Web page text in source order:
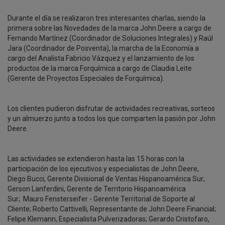
Durante el día se realizaron tres interesantes charlas, siendo la
primera sobre las Novedades de la marca John Deere a cargo de
Fernando Martínez (Coordinador de Soluciones Integrales) y Raúl
Jara (Coordinador de Posventa), la marcha de la Economía a
cargo del Analista Fabricio Vázquez y el lanzamiento de los
productos de la marca Forquímica a cargo de Claudia Leite
(Gerente de Proyectos Especiales de Forquímica).
Los clientes pudieron disfrutar de actividades recreativas, sorteos
y un almuerzo junto a todos los que comparten la pasión por John
Deere.
Las actividades se extendieron hasta las 15 horas con la
participación de los ejecutivos y especialistas de John Deere,
Diego Bucci, Gerente Divisional de Ventas Hispanoamérica Sur;
Gerson Lanferdini, Gerente de Territorio Hispanoamérica
Sur; Mauro Fensterseifer - Gerente Territorial de Soporte al
Cliente; Roberto Cattivelli, Representante de John Deere Financial;
Felipe Klemann, Especialista Pulverizadoras; Gerardo Cristofaro,